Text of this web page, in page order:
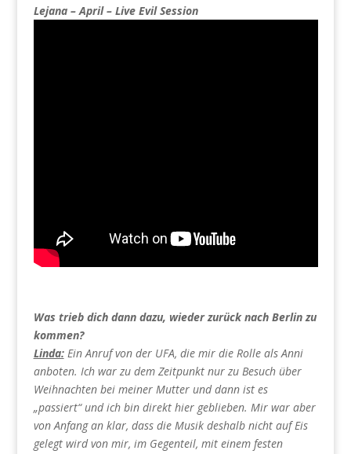
Lejana – April – Live Evil Session
Was trieb dich dann dazu, wieder zurück nach Berlin zu
kommen?
Linda:Ein Anruf von der UFA, die mir die Rolle als Anni
anboten. Ich war zu dem Zeitpunkt nur zu Besuch über
Weihnachten bei meiner Mutter und dann ist es
„passiert“ und ich bin direkt hier geblieben. Mir war aber
von Anfang an klar, dass die Musik deshalb nicht auf Eis
gelegt wird von mir, im Gegenteil, mit einem festen